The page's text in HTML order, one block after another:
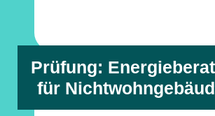
+
Prüfung:
für